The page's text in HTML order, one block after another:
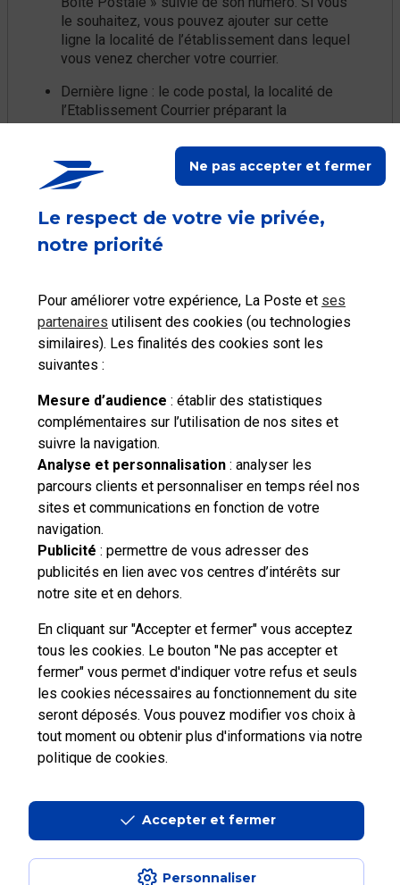
Le respect de votre vie privée,
notre priorité
Pour améliorer votre expérience, La Poste et ses
partenaires utilisent des cookies (ou technologies
similaires). Les finalités des cookies sont les
suivantes :
Mesure d’audience : établir des statistiques
complémentaires sur l’utilisation de nos sites et
suivre la navigation.
Analyse et personnalisation : analyser les
parcours clients et personnaliser en temps réel nos
sites et communications en fonction de votre
navigation.
Publicité : permettre de vous adresser des
publicités en lien avec vos centres d’intérêts sur
notre site et en dehors.
En cliquant sur "Accepter et fermer" vous acceptez
tous les cookies. Le bouton "Ne pas accepter et
fermer" vous permet d'indiquer votre refus et seuls
les cookies nécessaires au fonctionnement du site
seront déposés. Vous pouvez modifier vos choix à
tout moment ou obtenir plus d'informations via notre
politique de cookies.
Personnaliser
Ne pas accepter et fermer
Accepter et fermer
le souhaitez, vous pouvez ajouter sur cette
ligne la localité de l’établissement dans lequel
vous venez chercher votre courrier.
Dernière ligne : le code postal, la localité de
l’Etablissement Courrier préparant la
distribution des courriers et suivie le cas
échéant d’une mention CEDEX.
question ?
Besoin d'aide complémentaire ?
Vous n'avez pas trouvé de solution parmi nos FAQs,
vous souhaitez nous contacter ou déposer une
réclamation ?
contacter
Professionnels Entreprises et Collectivités